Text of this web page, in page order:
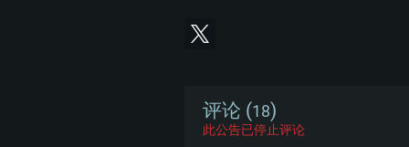
评论 (18)
此公告已停止评论